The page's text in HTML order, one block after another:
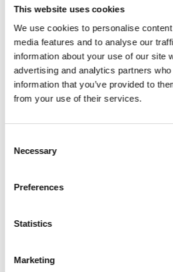
This website uses cookies
We use cookies to personalise
media features and to analyse our
information about your use of our site
advertising and analytics partners
information that you’ve provided to
from your use of their services.
Selection
Necessary
Preferences
Statistics
Marketing
Vos cadeaux livrés à